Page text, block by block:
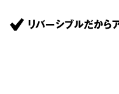
リバーシブルだから